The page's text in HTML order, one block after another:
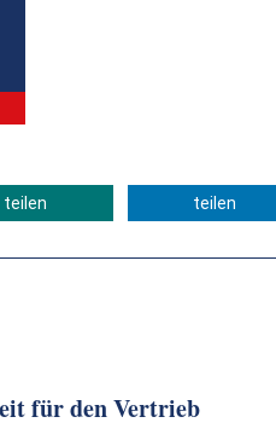
teilen teilen
für den Vertrieb